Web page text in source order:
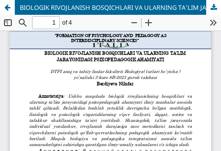
BIOLOGIK RIVOJLANISH BOSQICHLARI VA ULARNING TA’LIM JARAYONIDAGI PSIXOPEDAGOGIK AHAMIYATI